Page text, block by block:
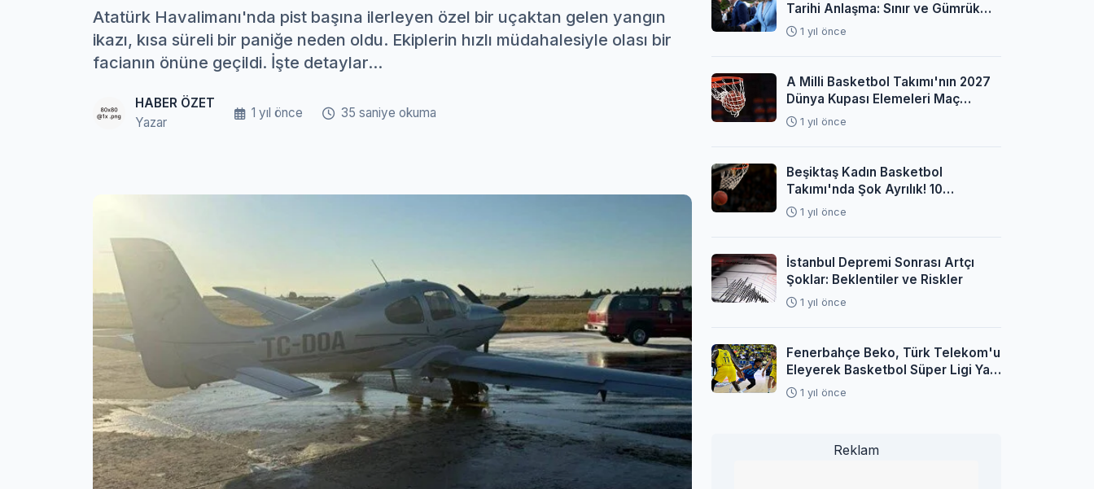
Atatürk Havalimanı'nda pist başına ilerleyen özel bir uçaktan gelen yangın
ikazı, kısa süreli bir paniğe neden oldu. Ekiplerin hızlı müdahalesiyle olası bir
facianın önüne geçildi. İşte detaylar...
HABER ÖZET
Yazar
1 yıl önce 35 saniye okuma
Tarihi Anlaşma: Sınır ve Gümrük
Sorunları Çözüldü
1 yıl önce
A Milli Basketbol Takımı'nın 2027
Dünya Kupası Elemeleri Maç
Programı Açıklandı
1 yıl önce
Beşiktaş Kadın Basketbol
Takımı'nda Şok Ayrılık! 10
Oyuncuyla Yollar Ayrıldı
1 yıl önce
İstanbul Depremi Sonrası Artçı
Şoklar: Beklentiler ve Riskler
1 yıl önce
Fenerbahçe Beko, Türk Telekom'u
Eleyerek Basketbol Süper Ligi Yarı
Finaline Yükseldi
1 yıl önce
Reklam